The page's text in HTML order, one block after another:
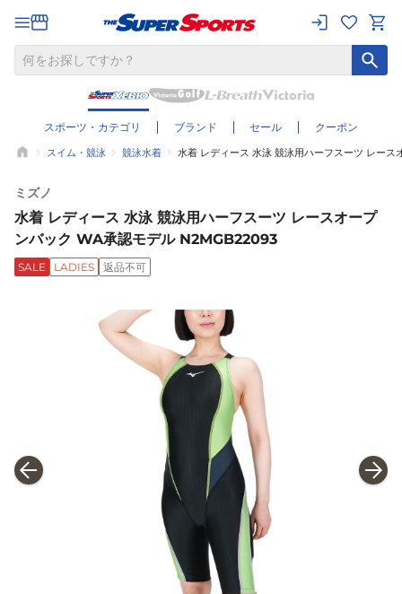
スポーツ・カテゴリ ブランド セール クーポン
スイム・競泳 競泳水着 水着 レディース 水泳 競泳用ハーフスーツ レー
ミズノ
水着 レディース 水泳 競泳用ハーフスーツ レースオープ
ンバック WA承認モデル N2MGB22093
SALE LADIES 返品不可